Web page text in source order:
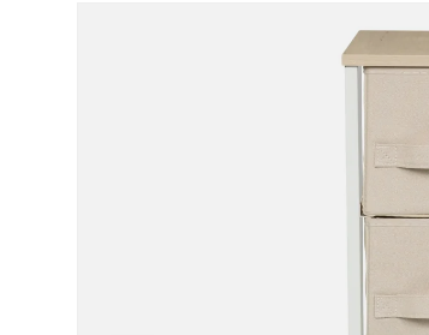
Zu Produktinformationen springen